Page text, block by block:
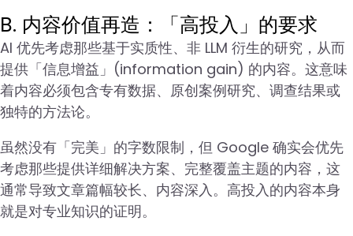
B. 内容价值再造：「高投入」的要求
AI 优先考虑那些基于实质性、非 LLM 衍生的研究，从而
提供「信息增益」(information gain) 的内容。这意味
着内容必须包含专有数据、原创案例研究、调查结果或
独特的方法论。
虽然没有「完美」的字数限制，但 Google 确实会优先
考虑那些提供详细解决方案、完整覆盖主题的内容，这
通常导致文章篇幅较长、内容深入。高投入的内容本身
就是对专业知识的证明。